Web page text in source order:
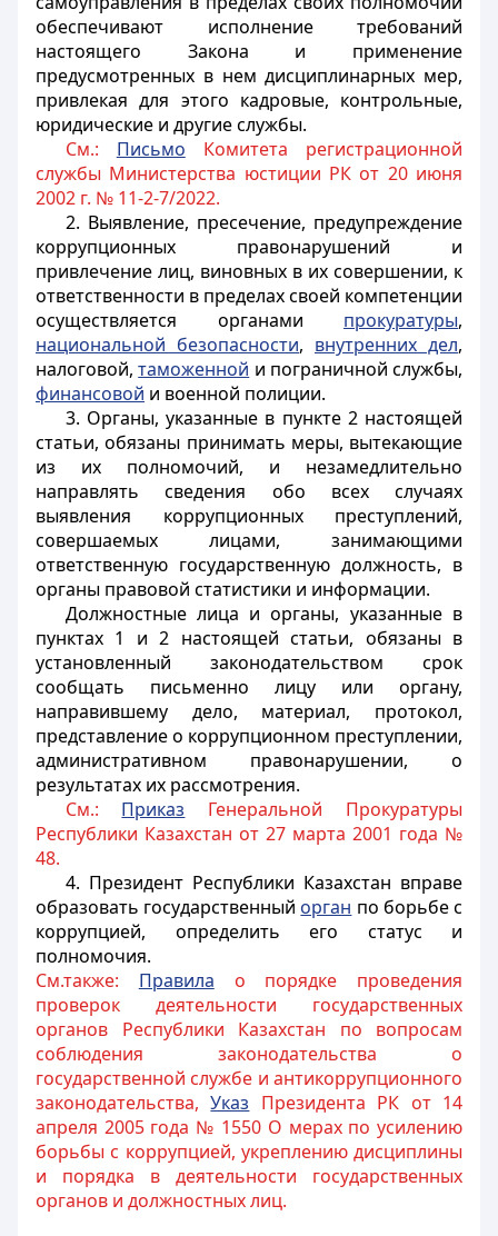
обеспечивают исполнение требований
настоящего Закона и применение
предусмотренных в нем дисциплинарных мер,
привлекая для этого кадровые, контрольные,
юридические и другие службы.
См.: Письмо Комитета регистрационной
службы Министерства юстиции РК от 20 июня
2002 г. № 11-2-7/2022.
2. Выявление, пресечение, предупреждение
коррупционных правонарушений и
привлечение лиц, виновных в их совершении, к
ответственности в пределах своей компетенции
осуществляется органами прокуратуры,
национальной безопасности, внутренних дел,
налоговой,таможенной и пограничной службы,
финансовой и военной полиции.
3. Органы, указанные в пункте 2 настоящей
статьи, обязаны принимать меры, вытекающие
из их полномочий, и незамедлительно
направлять сведения обо всех случаях
выявления коррупционных преступлений,
совершаемых лицами, занимающими
ответственную государственную должность, в
органы правовой статистики и информации.
Должностные лица и органы, указанные в
пунктах 1 и 2 настоящей статьи, обязаны в
установленный законодательством срок
сообщать письменно лицу или органу,
направившему дело, материал, протокол,
представление о коррупционном преступлении,
административном правонарушении, о
результатах их рассмотрения.
См.: Приказ Генеральной Прокуратуры
Республики Казахстан от 27 марта 2001 года №
48.
4. Президент Республики Казахстан вправе
образовать государственный орган по борьбе с
коррупцией, определить его статус и
полномочия.
См.также: Правила о порядке проведения
проверок деятельности государственных
органов Республики Казахстан по вопросам
соблюдения законодательства о
государственной службе и антикоррупционного
законодательства,Указ Президента РК от 14
апреля 2005 года № 1550 О мерах по усилению
борьбы с коррупцией, укреплению дисциплины
и порядка в деятельности государственных
органов и должностных лиц.